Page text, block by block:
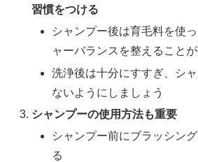
習慣をつける
シャンプー後は育毛料を使
ャーバランスを整えること
洗浄後は十分にすすぎ、シ
ないようにしましょう
シャンプーの使用方法も重要
シャンプー前にブラッシン
る